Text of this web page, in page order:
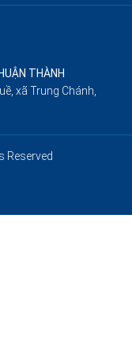
THÀNH
xã Trung Chánh,
Reserved